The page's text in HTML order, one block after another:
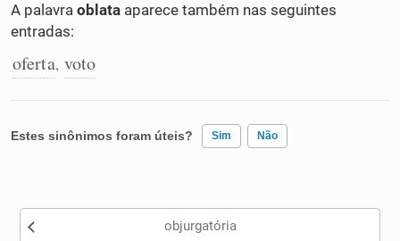
Cata-letras
A palavra oblata aparece também nas seguintes
entradas:
oferta, voto
Estes sinônimos foram úteis? Sim Não
Nenhum dos sinônimos apresentados me ajudou
objurgatória